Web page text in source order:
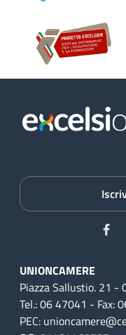
UNIONCAMERE
Piazza Sallustio. 21 -
Tel.: 06 47041 - Fax:
PEC: